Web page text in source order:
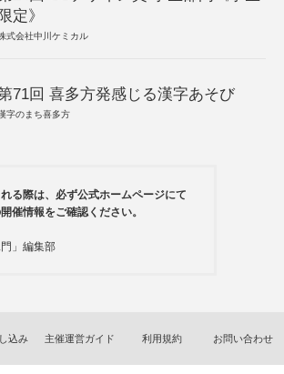
限定》
式会社中川ケミカル
71回 喜多方発感じる漢字あそび
字のまち喜多方
る際は、必ず公式ホームページにて
催情報をご確認ください。
門」編集部
込み 主催運営ガイド 利用規約 お問い合わせ